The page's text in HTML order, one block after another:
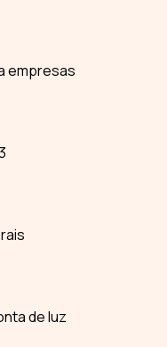
empresas
de luz